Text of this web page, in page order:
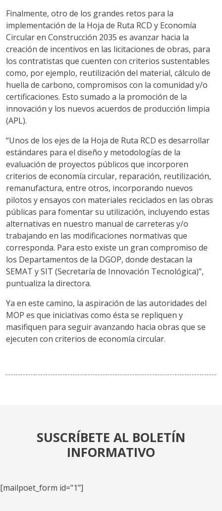
Finalmente, otro de los grandes retos para la
implementación de la Hoja de Ruta RCD y Economía
Circular en Construcción 2035 es avanzar hacia la
creación de incentivos en las licitaciones de obras, para
los contratistas que cuenten con criterios sustentables
como, por ejemplo, reutilización del material, cálculo de
huella de carbono, compromisos con la comunidad y/o
certificaciones. Esto sumado a la promoción de la
innovación y los nuevos acuerdos de producción limpia
(APL).
“Unos de los ejes de la Hoja de Ruta RCD es desarrollar
estándares para el diseño y metodologías de la
evaluación de proyectos públicos que incorporen
criterios de economía circular, reparación, reutilización,
remanufactura, entre otros, incorporando nuevos
pilotos y ensayos con materiales reciclados en las obras
públicas para fomentar su utilización, incluyendo estas
alternativas en nuestro manual de carreteras y/o
trabajando en las modificaciones normativas que
corresponda. Para esto existe un gran compromiso de
los Departamentos de la DGOP, donde destacan la
SEMAT y SIT (Secretaría de Innovación Tecnológica)”,
puntualiza la directora.
Ya en este camino, la aspiración de las autoridades del
MOP es que iniciativas como ésta se repliquen y
masifiquen para seguir avanzando hacia obras que se
ejecuten con criterios de economía circular.
SUSCRÍBETE AL BOLETÍN
INFORMATIVO
[mailpoet_form id="1"]